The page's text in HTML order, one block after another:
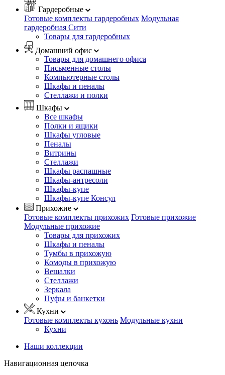
Гардеробные
Готовые комплекты гардеробных Модульная
гардеробная Сити
Товары для гардеробных
Домашний офис
Товары для домашнего офиса
Письменные столы
Компьютерные столы
Шкафы и пеналы
Стеллажи и полки
Шкафы
Все шкафы
Полки и ящики
Шкафы угловые
Пеналы
Витрины
Стеллажи
Шкафы распашные
Шкафы-антресоли
Шкафы-купе
Шкафы-купе Консул
Прихожие
Готовые комплекты прихожих Готовые прихожие
Модульные прихожие
Товары для прихожих
Шкафы и пеналы
Тумбы в прихожую
Комоды в прихожую
Вешалки
Стеллажи
Зеркала
Пуфы и банкетки
Кухни
Готовые комплекты кухонь Модульные кухни
Кухни
Наши коллекции
Навигационная цепочка